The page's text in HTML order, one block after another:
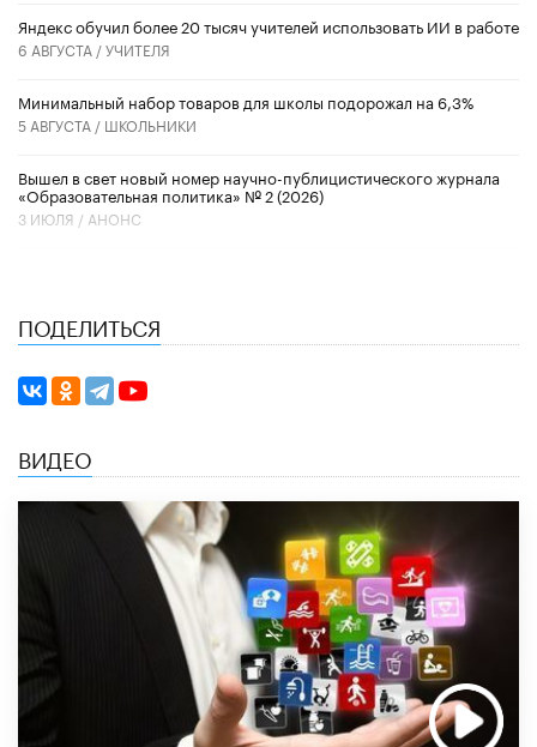
​Яндекс обучил более 20 тысяч учителей использовать ИИ в работе
6 АВГУСТА /УЧИТЕЛЯ
Минимальный набор товаров для школы подорожал на 6,3%
5 АВГУСТА / ШКОЛЬНИКИ
Вышел в свет новый номер научно-публицистического журнала
«Образовательная политика» № 2 (2026)
3 ИЮЛЯ / АНОНС
ПОДЕЛИТЬСЯ
ВИДЕО